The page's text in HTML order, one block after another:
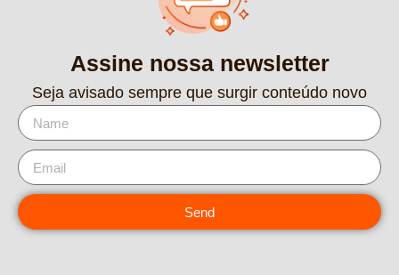
Assine nossa newsletter
Seja avisado sempre que surgir conteúdo novo
Send